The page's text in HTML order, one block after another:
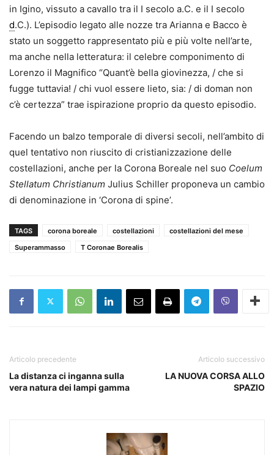
in Igino, vissuto a cavallo tra il I secolo a.C. e il I secolo
d.C.). L’episodio legato alle nozze tra Arianna e Bacco è
stato un soggetto rappresentato più e più volte nell’arte,
ma anche nella letteratura: il celebre componimento di
Lorenzo il Magnifico “Quant’è bella giovinezza, / che si
fugge tuttavia! / chi vuol essere lieto, sia: / di doman non
c’è certezza” trae ispirazione proprio da questo episodio.
Facendo un balzo temporale di diversi secoli, nell’ambito di
quel tentativo non riuscito di cristianizzazione delle
costellazioni, anche per la Corona Boreale nel suo Coelum
Stellatum Christianum Julius Schiller proponeva un cambio
di denominazione in ‘Corona di spine’.
TAGS corona boreale costellazioni
costellazioni del mese
Superammasso
T Coronae Borealis
Articolo precedente
La distanza ci inganna sulla
vera natura dei lampi gamma
Articolo successivo
LA NUOVA CORSA ALLO
SPAZIO